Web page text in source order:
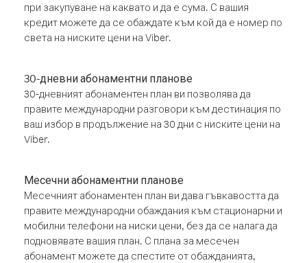
при закупуване на каквато и да е сума. С вашия
кредит можете да се обаждате към кой да е номер по
света на ниските цени на Viber.
30-дневни абонаментни планове
30-дневният абонаментен план ви позволява да
правите международни разговори към дестинация по
ваш избор в продължение на 30 дни с ниските цени на
Viber.
Месечни абонаментни планове
Месечният абонаментен план ви дава гъвкавостта да
правите международни обаждания към стационарни и
мобилни телефони на ниски цени, без да се налага да
подновявате вашия план. С плана за месечен
абонамент можете да спестите от обажданията,